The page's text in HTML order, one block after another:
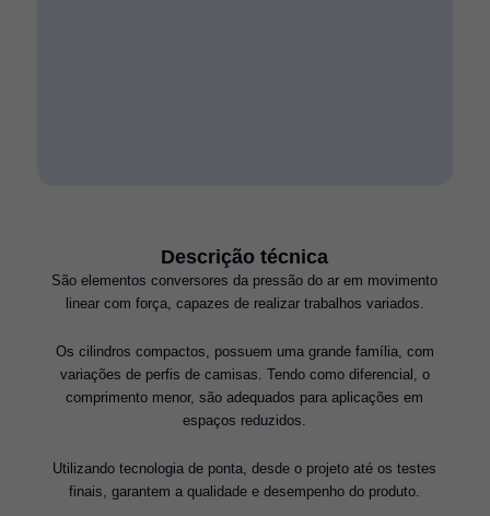
Descrição técnica
São elementos conversores da pressão do ar em movimento
linear com força, capazes de realizar trabalhos variados.
Os cilindros compactos, possuem uma grande família, com
variações de perfis de camisas. Tendo como diferencial, o
comprimento menor, são adequados para aplicações em
espaços reduzidos.
Utilizando tecnologia de ponta, desde o projeto até os testes
finais, garantem a qualidade e desempenho do produto.